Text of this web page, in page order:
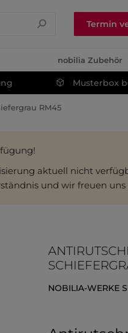
Termin
nobilia Zubehör
Musterbox
RM45
aktuell nicht
und wir freuen
NOBILIA-WERKE